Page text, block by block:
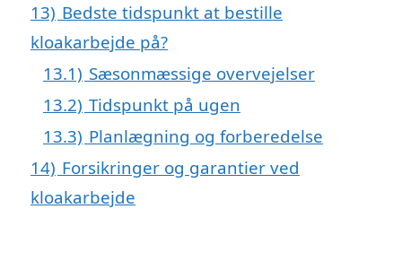
13) Bedste tidspunkt at bestille
kloakarbejde på?
13.1) Sæsonmæssige overvejelser
13.2) Tidspunkt på ugen
13.3) Planlægning og forberedelse
14) Forsikringer og garantier ved
kloakarbejde